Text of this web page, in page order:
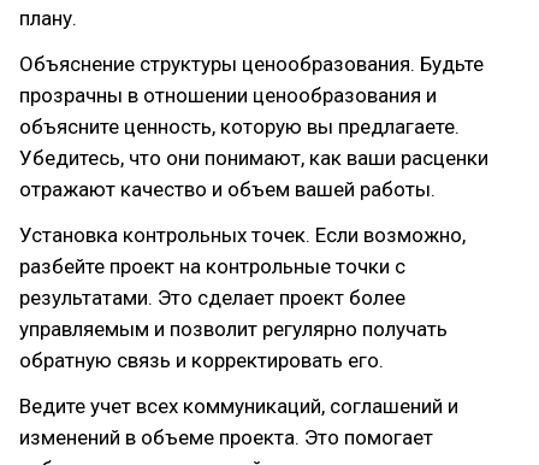
плану.
Объяснение структуры ценообразования. Будьте
прозрачны в отношении ценообразования и
объясните ценность, которую вы предлагаете.
Убедитесь, что они понимают, как ваши расценки
отражают качество и объем вашей работы.
Установка контрольных точек. Если возможно,
разбейте проект на контрольные точки с
результатами. Это сделает проект более
управляемым и позволит регулярно получать
обратную связь и корректировать его.
Ведите учет всех коммуникаций, соглашений и
изменений в объеме проекта. Это помогает